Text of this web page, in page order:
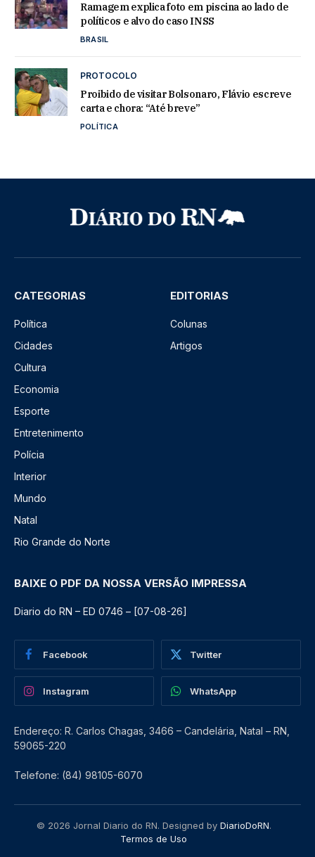
Ramagem explica foto em piscina ao lado de
políticos e alvo do caso INSS
BRASIL
PROTOCOLO
Proibido de visitar Bolsonaro, Flávio escreve
carta e chora: “Até breve”
POLÍTICA
CATEGORIAS
Política
Cidades
Cultura
Economia
Esporte
Entretenimento
Polícia
Interior
Mundo
Natal
Rio Grande do Norte
EDITORIAS
Colunas
Artigos
BAIXE O PDF DA NOSSA VERSÃO IMPRESSA
Diario do RN – ED 0746 – [07-08-26]
Facebook Twitter
Instagram WhatsApp
Endereço: R. Carlos Chagas, 3466 – Candelária, Natal – RN,
59065-220
Telefone: (84) 98105-6070
© 2026 Jornal Diario do RN. Designed by DiarioDoRN.
Termos de Uso